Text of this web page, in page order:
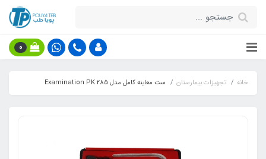
0
خانه تجهیزات بیمارستان ست معاینه کامل مدل Examination PK 285